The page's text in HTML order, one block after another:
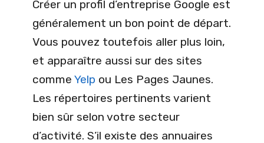
Créer un profil d’entreprise Google est
généralement un bon point de départ.
Vous pouvez toutefois aller plus loin,
et apparaître aussi sur des sites
comme Yelp ou Les Pages Jaunes.
Les répertoires pertinents varient
bien sûr selon votre secteur
d’activité. S’il existe des annuaires